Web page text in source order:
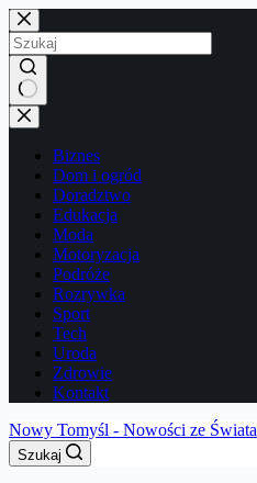
Przejdź
do
treści
Brak
wyników
Biznes
Dom i ogród
Doradztwo
Edukacja
Moda
Motoryzacja
Podróże
Rozrywka
Sport
Tech
Uroda
Zdrowie
Kontakt
Nowy Tomyśl - Nowości ze Świata
Szukaj